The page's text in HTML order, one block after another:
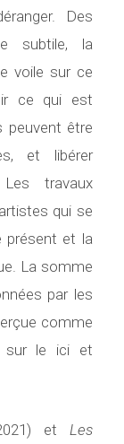
a
n
t
Des
subtile, la
voile sur ce
ce qui est
peuvent être
et libérer
travaux
qui se
présent et la
La somme
par les
comme
sur le ici et
et Les